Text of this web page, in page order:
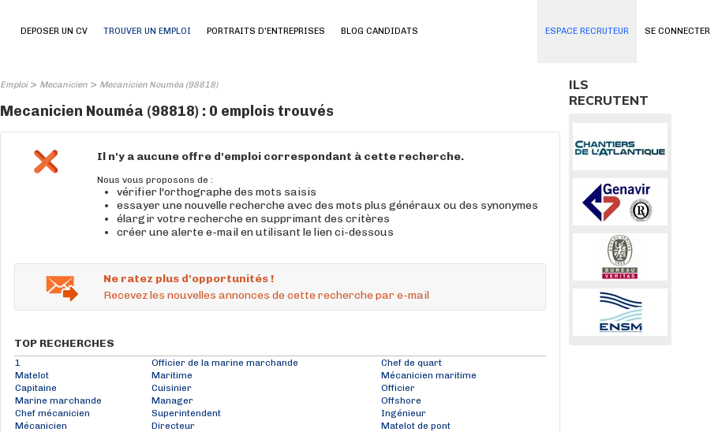
SE CONNECTER
DEPOSER UN CV TROUVER UN EMPLOI PORTRAITS D'ENTREPRISES BLOG CANDIDATS ESPACE RECRUTEUR
Emploi> Mecanicien > Mecanicien Nouméa (98818)
Mecanicien Nouméa (98818) : 0 emplois trouvés
Il n'y a aucune offre d'emploi correspondant à cette recherche.
Nous vous proposons de :
vérifier l'orthographe des mots saisis
essayer une nouvelle recherche avec des mots plus généraux ou des synonymes
élargir votre recherche en supprimant des critères
créer une alerte e-mail en utilisant le lien ci-dessous
Ne ratez plus d'opportunités !
Recevez les nouvelles annonces de cette recherche par e-mail
TOP RECHERCHES
1 Officier de la marine marchande
Chef de quart
Matelot
Maritime
Mécanicien maritime
Capitaine
Cuisinier
Officier
Marine marchande
Manager
Offshore
Chef mécanicien
Superintendent
Ingénieur
Mécanicien
Directeur
Matelot de pont
ILS
RECRUTENT